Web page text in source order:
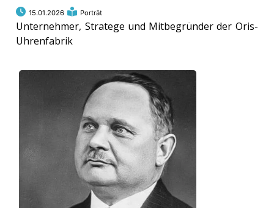
15.01.2026 Porträt
Unternehmer, Stratege und Mitbegründer der Oris-
Uhrenfabrik